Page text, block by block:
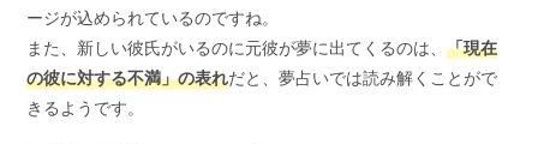
ージが込められているのですね。
また、新しい彼氏がいるのに元彼が夢に出てくるのは、「現在
の彼に対する不満」の表れだと、夢占いでは読み解くことがで
きるようです。